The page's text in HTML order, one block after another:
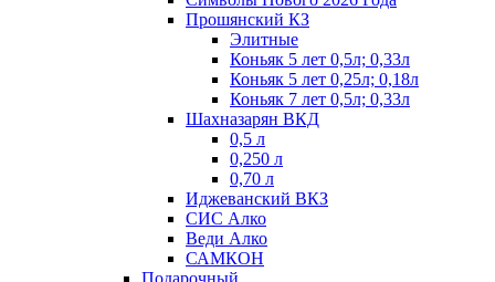
Прошянский КЗ
Элитные
Коньяк 5 лет 0,5л; 0,33л
Коньяк 5 лет 0,25л; 0,18л
Коньяк 7 лет 0,5л; 0,33л
Шахназарян ВКД
0,5 л
0,250 л
0,70 л
Иджеванский ВКЗ
СИС Алко
Веди Алко
САМКОН
Подарочный